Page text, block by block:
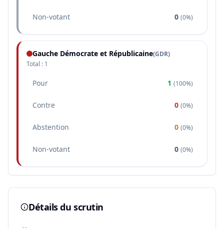
Non-votant 0 (0%)
Gauche Démocrate et Républicaine(GDR)
Total : 1
Pour 1 (100%)
Contre 0 (0%)
Abstention 0 (0%)
Non-votant 0 (0%)
Détails du scrutin